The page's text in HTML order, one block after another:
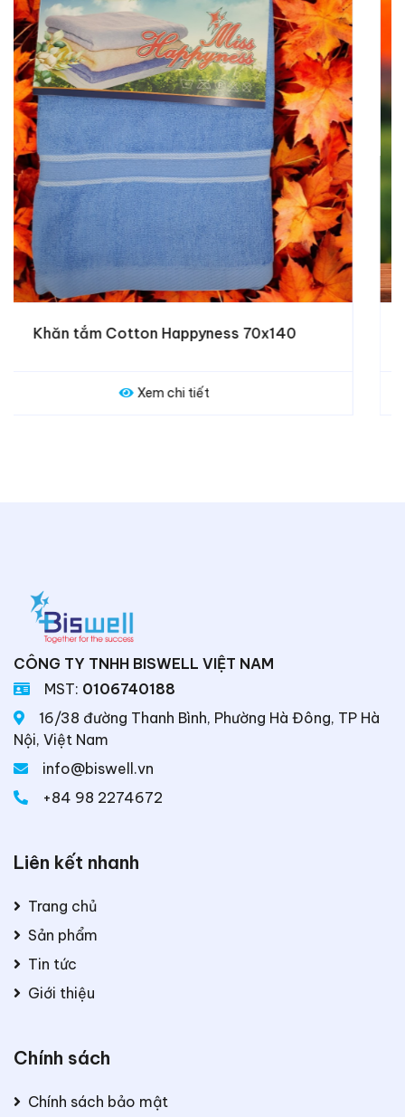
Khăn tắm Lamona 70x140
CÔNG TY TNHH BISWELL VIỆT NAM
MST: 0106740188
16/38 đường Thanh Bình, Phường Hà Đông, TP Hà
Nội, Việt Nam
info@biswell.vn
+84 98 2274672
Liên kết nhanh
Trang chủ
Sản phẩm
Tin tức
Giới thiệu
Chính sách
Chính sách bảo mật